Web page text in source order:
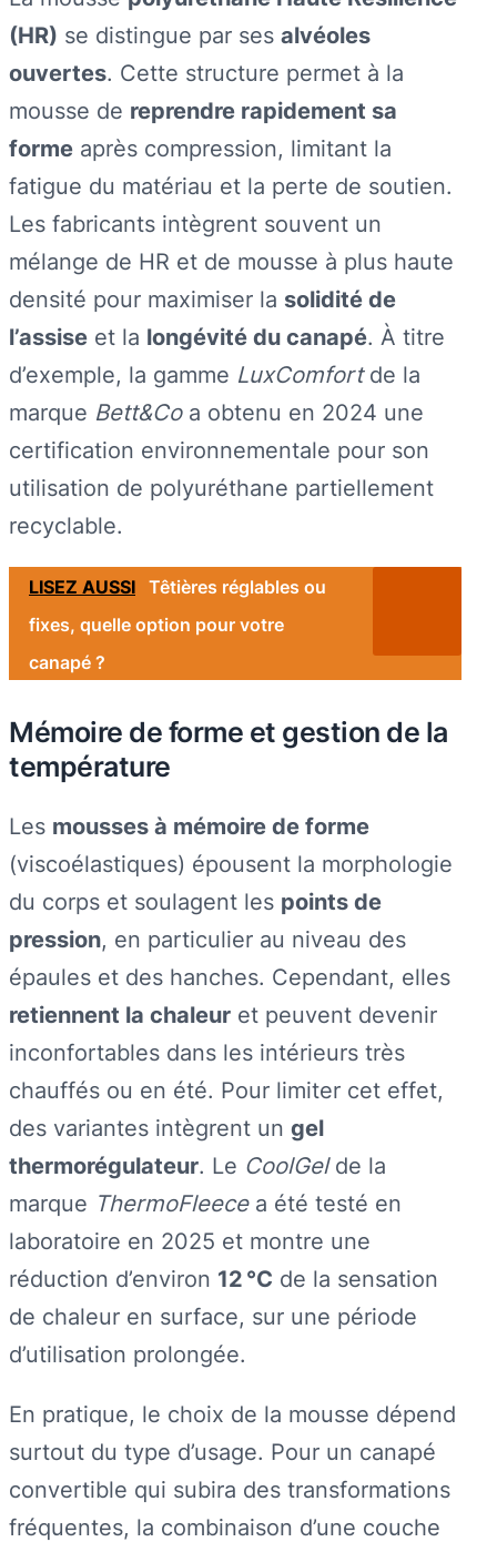
(HR) se distingue par ses alvéoles
ouvertes. Cette structure permet à la
mousse de reprendre rapidement sa
forme après compression, limitant la
fatigue du matériau et la perte de soutien.
Les fabricants intègrent souvent un
mélange de HR et de mousse à plus haute
densité pour maximiser la solidité de
l’assise et la longévité du canapé. À titre
d’exemple, la gamme LuxComfortde la
marque Bett&Coa obtenu en 2024 une
certification environnementale pour son
utilisation de polyuréthane partiellement
recyclable.
LISEZ AUSSI Têtières réglables ou
fixes, quelle option pour votre
canapé ?
Mémoire de forme et gestion de la
température
Les mousses à mémoire de forme
(viscoélastiques) épousent la morphologie
du corps et soulagent les points de
pression, en particulier au niveau des
épaules et des hanches. Cependant, elles
retiennent la chaleur et peuvent devenir
inconfortables dans les intérieurs très
chauffés ou en été. Pour limiter cet effet,
des variantes intègrent un gel
thermorégulateur. Le CoolGelde la
marque ThermoFleecea été testé en
laboratoire en 2025 et montre une
réduction d’environ 12 °C de la sensation
de chaleur en surface, sur une période
d’utilisation prolongée.
En pratique, le choix de la mousse dépend
surtout du type d’usage. Pour un canapé
convertible qui subira des transformations
fréquentes, la combinaison d’une couche